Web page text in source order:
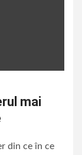
mai
din ce în ce